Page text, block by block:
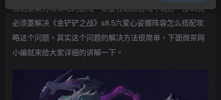
验玩家实力和策略的游戏。想要在这款游戏中玩好，那么就
必须要解决《金铲铲之战》s8.5六爱心娑娜阵容怎么搭配攻
略这个问题。其实这个问题的解决方法很简单，下面微茶网
小编就来给大家详细的讲解一下。